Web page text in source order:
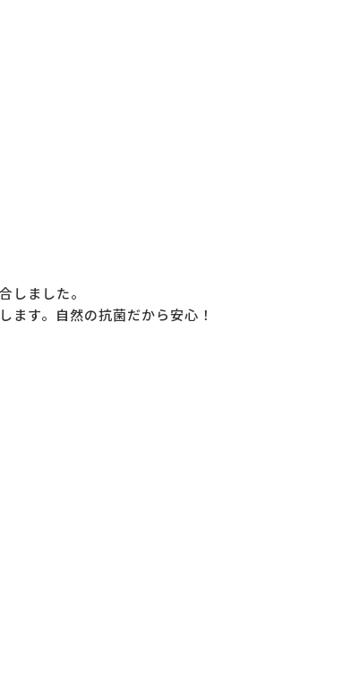
しました。
ます。自然の抗菌だから安心！